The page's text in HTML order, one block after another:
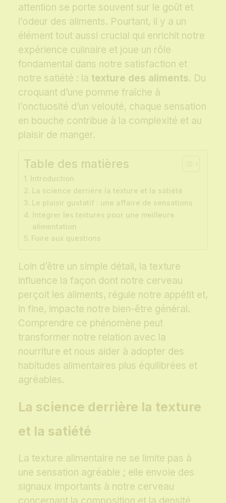
attention se porte souvent sur le goût et
l’odeur des aliments. Pourtant, il y a un
élément tout aussi crucial qui enrichit notre
expérience culinaire et joue un rôle
fondamental dans notre satisfaction et
notre satiété : la texture des aliments. Du
croquant d’une pomme fraîche à
l’onctuosité d’un velouté, chaque sensation
en bouche contribue à la complexité et au
plaisir de manger.
Table des matières
Introduction
La science derrière la texture et la satiété
Le plaisir gustatif : une affaire de sensations
Intégrer les textures pour une meilleure
alimentation
Foire aux questions
Loin d’être un simple détail, la texture
influence la façon dont notre cerveau
perçoit les aliments, régule notre appétit et,
in fine, impacte notre bien-être général.
Comprendre ce phénomène peut
transformer notre relation avec la
nourriture et nous aider à adopter des
habitudes alimentaires plus équilibrées et
agréables.
La science derrière la texture
et la satiété
La texture alimentaire ne se limite pas à
une sensation agréable ; elle envoie des
signaux importants à notre cerveau